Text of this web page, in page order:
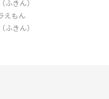
きん）
えもん
きん）